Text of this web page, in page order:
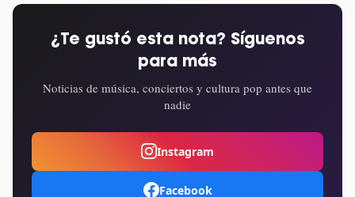
¿Te gustó esta nota? Síguenos
para más
Noticias de música, conciertos y cultura pop antes que
nadie
Instagram
Facebook